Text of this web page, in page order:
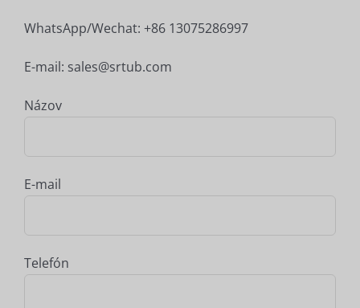
WhatsApp/Wechat: +86 13075286997
E-mail: sales@srtub.com
Názov
E-mail
Telefón